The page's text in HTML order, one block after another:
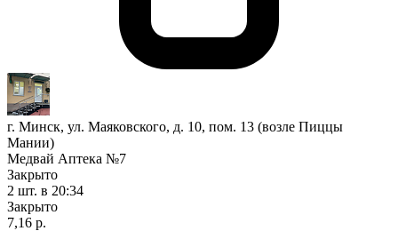
г. Минск, ул. Маяковского, д. 10, пом. 13 (возле Пиццы
Мании)
Медвай Аптека №7
Закрыто
2 шт. в 20:34
Закрыто
7,16 р.